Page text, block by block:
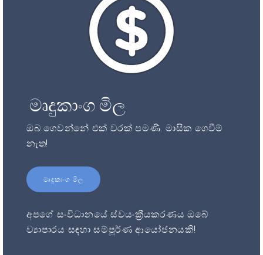
මෘදුකාංග මිල
ඔබ ගෙවන්නේ එක් වරක් පමණි. මාසික ගෙවීම්
නැත!
මෘදුකාංග මිල
අපගේ සංවිධානයේ ස්වයංක්‍රීයකරණය ඔබේ
ව්‍යාපාරය සඳහා සම්පූර්ණ ආයෝජනයකි!